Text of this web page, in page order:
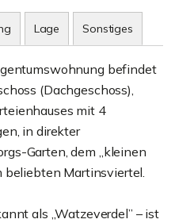
Lage Sonstiges
befindet
(Dachgeschoss),
mit 4
in direkter
Garten, dem „kleinen
beliebten Martinsviertel.
als „Watzeverdel” – ist